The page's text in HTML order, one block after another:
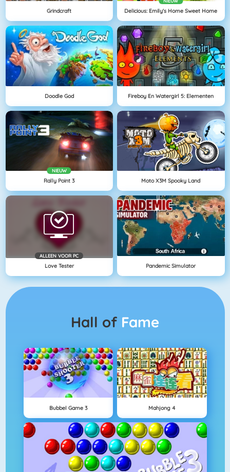
Grindcraft Delicious: Emily's Home Sweet Home
Doodle God Fireboy En Watergirl 5: Elementen
NIEUW
Rally Point 3 Moto X3M Spooky Land
ALLEEN VOOR PC
Love Tester Pandemic Simulator
Hall of Fame
Bubbel Game 3 Mahjong 4